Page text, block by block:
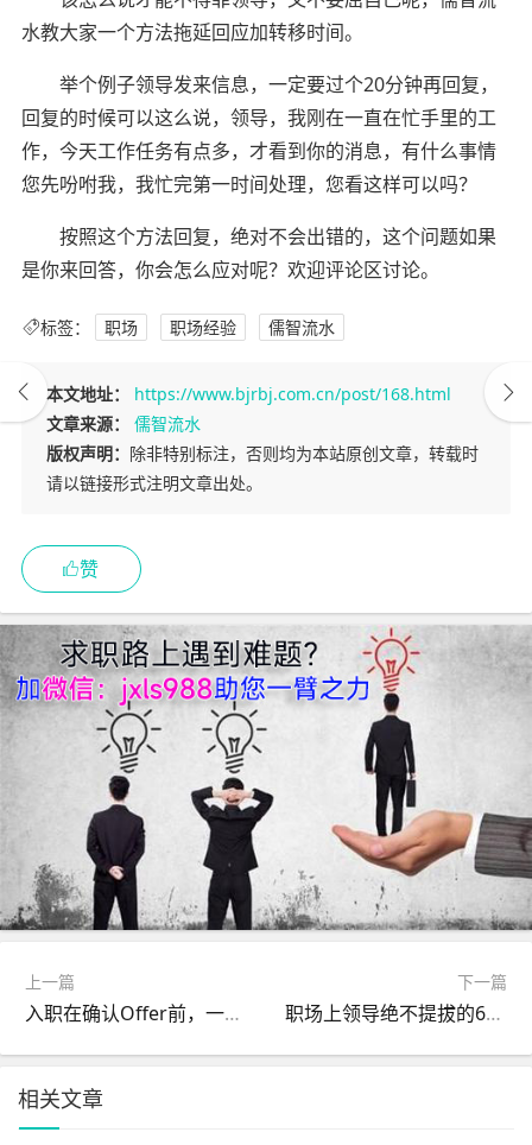
水教大家一个方法拖延回应加转移时间。
举个例子领导发来信息，一定要过个20分钟再回复，
回复的时候可以这么说，领导，我刚在一直在忙手里的工
作，今天工作任务有点多，才看到你的消息，有什么事情
您先吩咐我，我忙完第一时间处理，您看这样可以吗？
按照这个方法回复，绝对不会出错的，这个问题如果
是你来回答，你会怎么应对呢？欢迎评论区讨论。
标签： 职场 职场经验 儒智流水
本文地址：
https://www.bjrbj.com.cn/post/168.html
文章来源：
儒智流水
版权声明： 除非特别标注，否则均为本站原创文章，转载时
请以链接形式注明文章出处。
赞
上一篇
入职在确认Offer前，一定要问清楚5个问题
下一篇
职场上领导绝不提拔的6种人，你一定要知道
相关文章